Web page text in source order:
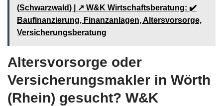
(Schwarzwald) | ↗️ W&K Wirtschaftsberatung: ✔️
Baufinanzierung, Finanzanlagen, Altersvorsorge,
Versicherungsberatung
Altersvorsorge oder
Versicherungsmakler in Wörth
(Rhein) gesucht? W&K